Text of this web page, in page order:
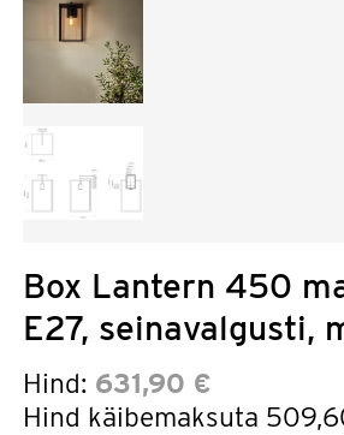
Box Lantern 450
E27, seinavalgusti,
Hind: 631,90 €
Hind käibemaksuta